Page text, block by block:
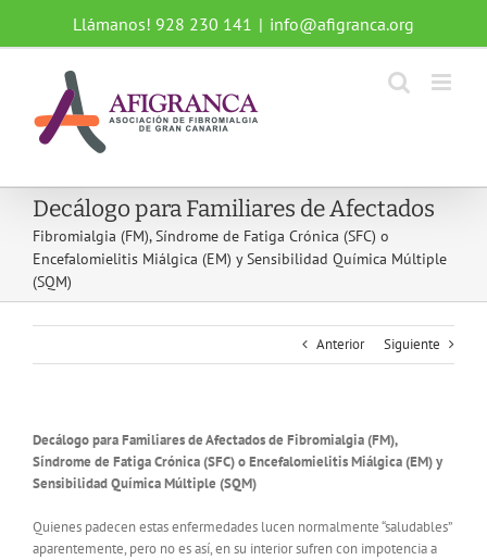
contenido
Llámanos! 928 230 141 | info@afigranca.org
Decálogo para Familiares de Afectados
Fibromialgia (FM), Síndrome de Fatiga Crónica (SFC) o
Encefalomielitis Miálgica (EM) y Sensibilidad Química Múltiple
(SQM)
Anterior Siguiente
Decálogo para Familiares de Afectados de Fibromialgia (FM),
Síndrome de Fatiga Crónica (SFC) o Encefalomielitis Miálgica (EM) y
Sensibilidad Química Múltiple (SQM)
Quienes padecen estas enfermedades lucen normalmente “saludables”
aparentemente, pero no es así, en su interior sufren con impotencia a